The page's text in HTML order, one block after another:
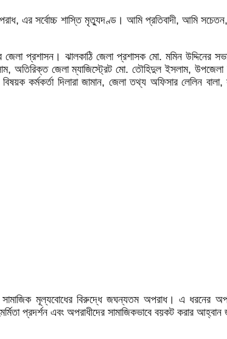
এর সর্বোচ্চ শাস্তি মৃত্যুদণ্ড। আমি প্রতিবাদী, আমি
প্রশাসন। ঝালকাঠি জেলা প্রশাসক মো. মমিন উদ্দিনের
জেলা ম্যাজিস্ট্রেট মো. তৌহিদুল ইসলাম, উপজেলা
কর্মকর্তা দিলারা জামান, জেলা তথ্য অফিসার লেলিন বালা,
মূল্যবোধের বিরুদ্ধে জঘন্যতম অপরাধ। এ ধরনের
প্রদর্শন এবং অপরাধীদের সামাজিকভাবে বয়কট করার আহ্বান